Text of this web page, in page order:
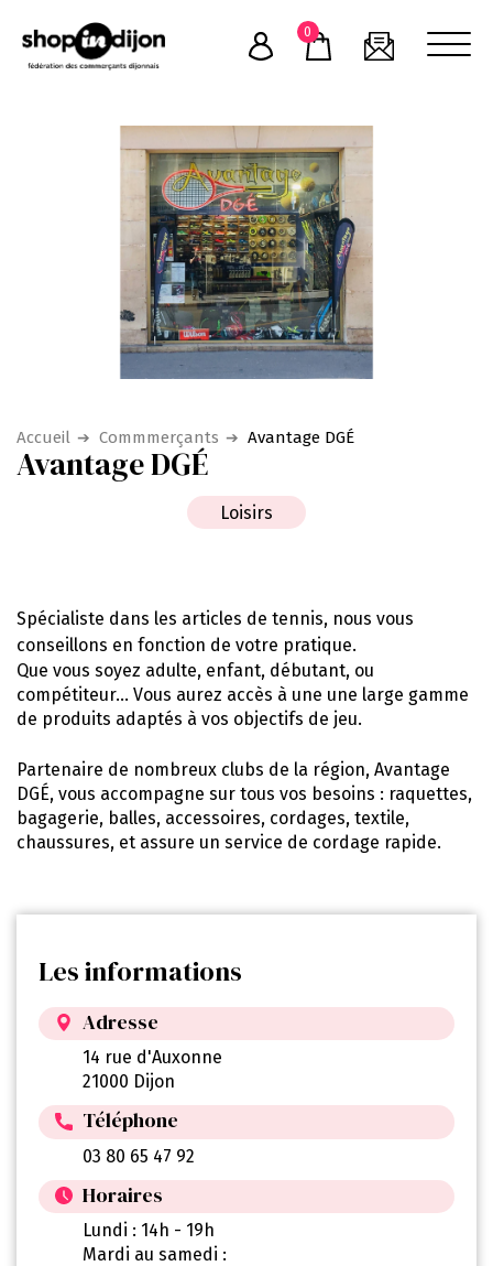
content
0
Accueil Commmerçants Avantage DGÉ
Avantage DGÉ
Loisirs
Spécialiste dans les articles de tennis, nous vous
conseillons en fonction de votre pratique.
Que vous soyez adulte, enfant, débutant, ou
compétiteur… Vous aurez accès à une une large gamme
de produits adaptés à vos objectifs de jeu.
Partenaire de nombreux clubs de la région, Avantage
DGÉ, vous accompagne sur tous vos besoins : raquettes,
bagagerie, balles, accessoires, cordages, textile,
chaussures, et assure un service de cordage rapide.
Les informations
Adresse
14 rue d'Auxonne
21000 Dijon
Téléphone
03 80 65 47 92
Horaires
Lundi : 14h - 19h
Mardi au samedi :